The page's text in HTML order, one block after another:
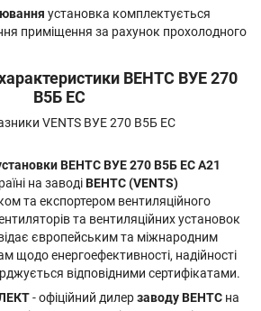
установка комплектується
приміщення за рахунок прохолодного
ВЕНТС ВУЕ 270
В5Б EC
ВЕНТС ВУЕ 270 В5Б EC А21
на заводіВЕНТС (VENTS)
та експортером вентиляційного
та вентиляційних установок
європейським та міжнародним
щодо енергоефективності, надійності
відповідними сертифікатами.
- офіційний дилерзаводу ВЕНТС на